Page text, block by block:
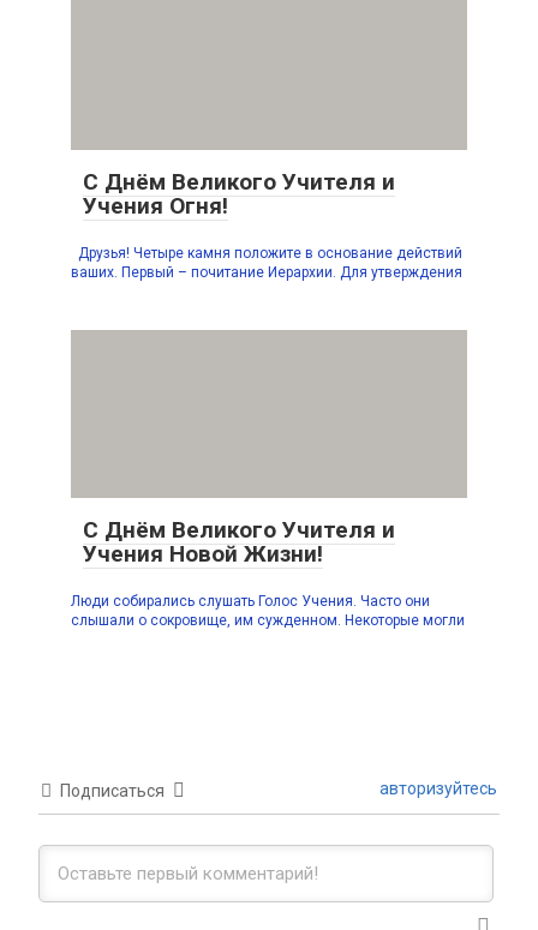
С Днём Великого Учителя и
Учения Огня!
Друзья! Четыре камня положите в основание действий
ваших. Первый – почитание Иерархии. Для утверждения
С Днём Великого Учителя и
Учения Новой Жизни!
Люди собирались слушать Голос Учения. Часто они
слышали о сокровище, им сужденном. Некоторые могли
Подписаться авторизуйтесь